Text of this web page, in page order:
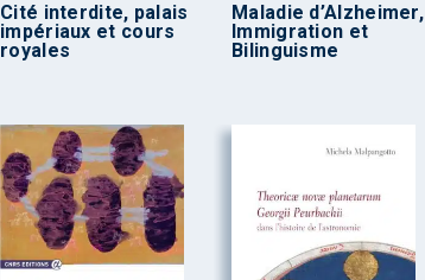
Cité interdite, palais
impériaux et cours
royales
Maladie d’Alzheimer,
Immigration et
Bilinguisme